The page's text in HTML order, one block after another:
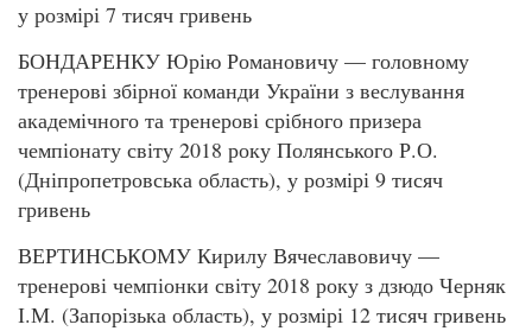
у розмірі 7 тисяч гривень
БОНДАРЕНКУ Юрію Романовичу — головному
тренерові збірної команди України з веслування
академічного та тренерові срібного призера
чемпіонату світу 2018 року Полянського Р.О.
(Дніпропетровська область), у розмірі 9 тисяч
гривень
ВЕРТИНСЬКОМУ Кирилу Вячеславовичу —
тренерові чемпіонки світу 2018 року з дзюдо Черняк
І.М. (Запорізька область), у розмірі 12 тисяч гривень